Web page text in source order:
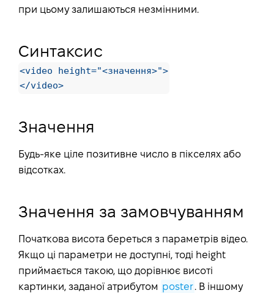
при цьому залишаються незмінними.
Синтаксис
<video height="<значення>">
</video>
Значення
Будь-яке ціле позитивне число в пікселях або
відсотках.
Значення за замовчуванням
Початкова висота береться з параметрів відео.
Якщо ці параметри не доступні, тоді height
приймається такою, що дорівнює висоті
картинки, заданої атрибутом poster . В іншому